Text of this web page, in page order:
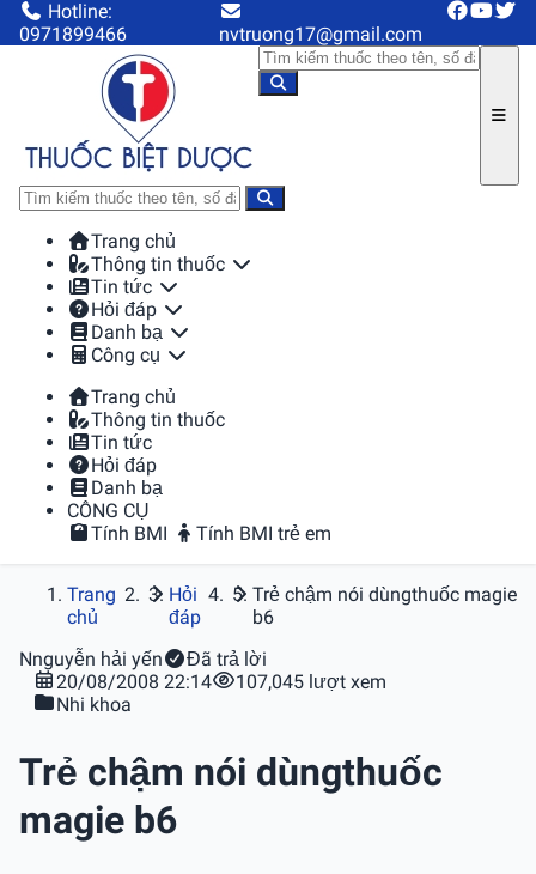
Hotline:
0971899466
nvtruong17@gmail.com
Trang chủ
Thông tin thuốc
Tin tức
Hỏi đáp
Danh bạ
Công cụ
Trang chủ
Thông tin thuốc
Tin tức
Hỏi đáp
Danh bạ
CÔNG CỤ
Tính BMI
Tính BMI trẻ em
Trang
chủ
Hỏi
đáp
Trẻ chậm nói dùngthuốc magie
b6
Nnguyễn hải yến
Đã trả lời
20/08/2008 22:14
107,045 lượt xem
Nhi khoa
Trẻ chậm nói dùngthuốc
magie b6